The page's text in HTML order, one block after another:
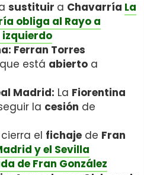
sustituir a Chavarría La
obliga al Rayo a
Ferran Torres
que está abierto a
Madrid: La Fiorentina
la cesión de
cierra el fichaje de Fran
y el Sevilla
de Fran González